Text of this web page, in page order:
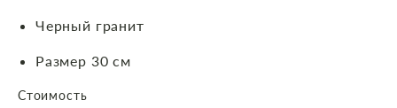
Черный гранит
Размер 30 см
Стоимость